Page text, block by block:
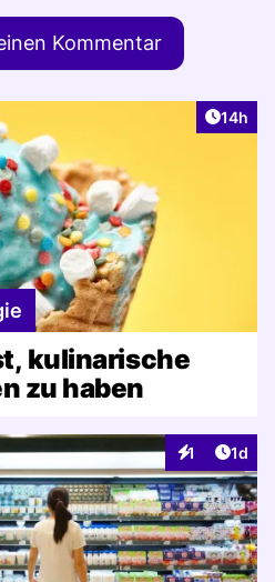
Kommentar
Artikel
14h
kulinarische
zu haben
1
Interaktionen
1d